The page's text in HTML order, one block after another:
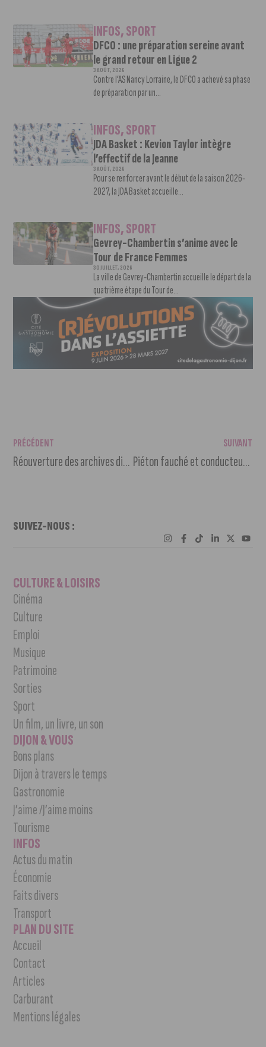
INFOS,SPORT
DFCO : une préparation sereine avant
le grand retour en Ligue 2
3 AOÛT, 2026
Contre l’AS Nancy Lorraine, le DFCO a achevé sa phase
de préparation par un...
INFOS,SPORT
JDA Basket : Kevion Taylor intègre
l’effectif de la Jeanne
3 AOÛT, 2026
Pour se renforcer avant le début de la saison 2026-
2027, la JDA Basket accueille...
INFOS,SPORT
Gevrey-Chambertin s’anime avec le
Tour de France Femmes
30 JUILLET, 2026
La ville de Gevrey-Chambertin accueille le départ de la
quatrième étape du Tour de...
PRÉCÉDENT
Réouverture des archives diocésaines
SUIVANT
Piéton fauché et conducteur en fuite : la police lance un appel à témoins
SUIVEZ-NOUS :
CULTURE & LOISIRS
Cinéma
Culture
Emploi
Musique
Patrimoine
Sorties
Sport
Un film, un livre, un son
DIJON & VOUS
Bons plans
Dijon à travers le temps
Gastronomie
J’aime /J’aime moins
Tourisme
INFOS
Actus du matin
Économie
Faits divers
Transport
PLAN DU SITE
Accueil
Contact
Articles
Carburant
Mentions légales